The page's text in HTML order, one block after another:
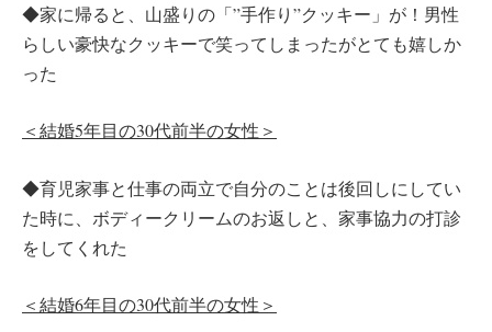
◆家に帰ると、山盛りの「”手作り”クッキー」が！男性
らしい豪快なクッキーで笑ってしまったがとても嬉しか
った
＜結婚5年目の30代前半の女性＞
◆育児家事と仕事の両立で自分のことは後回しにしてい
た時に、ボディークリームのお返しと、家事協力の打診
をしてくれた
＜結婚6年目の30代前半の女性＞